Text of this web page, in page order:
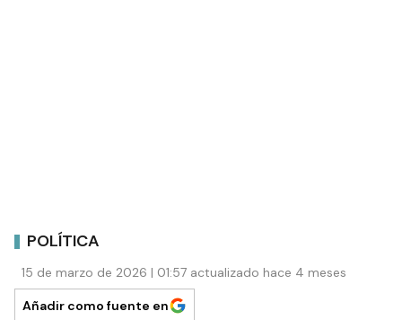
POLÍTICA
15 de marzo de 2026 | 01:57 actualizado hace 4 meses
Añadir como fuente en